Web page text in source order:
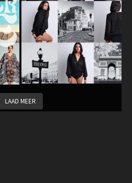
LAAD MEER